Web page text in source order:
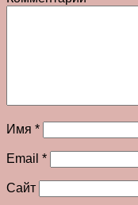
Имя *
Email *
Сайт